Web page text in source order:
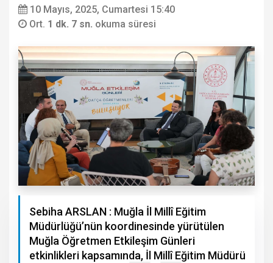
10 Mayıs, 2025, Cumartesi 15:40
Ort. 1 dk. 7 sn. okuma süresi
Sebiha ARSLAN : Muğla İl Millî Eğitim
Müdürlüğü’nün koordinesinde yürütülen
Muğla Öğretmen Etkileşim Günleri
etkinlikleri kapsamında, İl Millî Eğitim Müdürü